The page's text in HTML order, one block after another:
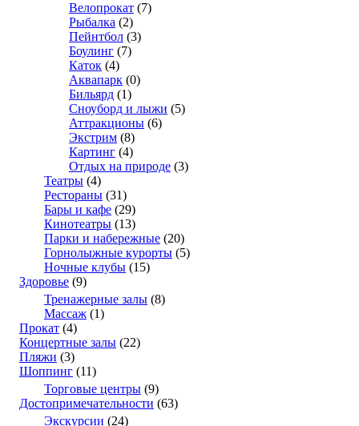
Велопрокат (7)
Рыбалка (2)
Пейнтбол (3)
Боулинг (7)
Каток (4)
Аквапарк (0)
Бильярд (1)
Сноуборд и лыжи (5)
Аттракционы (6)
Экстрим (8)
Картинг (4)
Отдых на природе (3)
Театры (4)
Рестораны (31)
Бары и кафе (29)
Кинотеатры (13)
Парки и набережные (20)
Горнолыжные курорты (5)
Ночные клубы (15)
Здоровье (9)
Тренажерные залы (8)
Массаж (1)
Прокат (4)
Концертные залы (22)
Пляжи (3)
Шоппинг (11)
Торговые центры (9)
Достопримечательности (63)
Экскурсии (24)